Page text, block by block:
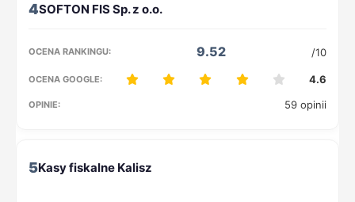
4
9.52 /10
4.6
59 opinii
5